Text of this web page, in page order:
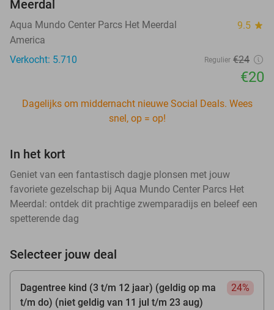
Meerdal
Aqua Mundo Center Parcs Het Meerdal 9.5 star
America
Verkocht: 5.710
Regulier €24
€20
Dagelijks om middernacht nieuwe Social Deals. Wees
snel, op = op!
In het kort
Geniet van een fantastisch dagje plonsen met jouw
favoriete gezelschap bij Aqua Mundo Center Parcs Het
Meerdal: ontdek dit prachtige zwemparadijs en beleef een
spetterende dag
Selecteer jouw deal
Dagentree kind (3 t/m 12 jaar) (geldig op ma
t/m do) (niet geldig van 11 jul t/m 23 aug)
24%